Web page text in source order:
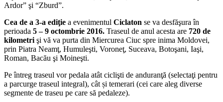
Ardor” şi “Zburd”.
Cea de a 3-a ediţie a evenimentul Ciclaton se va desfăşura în
perioada 5 – 9 octombrie 2016. Traseul de anul acesta are 720 de
kilometri şi vă va purta din Miercurea Ciuc spre inima Moldovei,
prin Piatra Neamţ, Humuleşti, Voroneţ, Suceava, Botoşani, Iaşi,
Roman, Bacău şi Moineşti.
Pe întreg traseul vor pedala atât ciclişti de anduranţă (selectaţi pentru
a parcurge traseul integral), cât și temerari (cei care aleg diverse
segmente de traseu pe care să pedaleze).